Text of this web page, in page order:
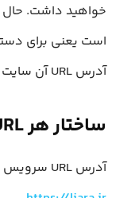
خواهید داشت.
است یعنی برای
آدرس URL آن سایت نیاز خواهید داشت.
ساختار هر URL به چه شکل است؟
آدرس URL سرویس ابری لیارا را درنظر بگیرید: